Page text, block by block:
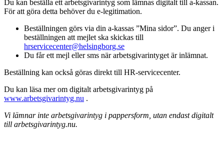
Du kan beställa ett arbetsgivarintyg som lämnas digitalt till a-kassan.
För att göra detta behöver du e-legitimation.
Beställningen görs via din a-kassas ”Mina sidor”. Du anger i
beställningen att mejlet ska skickas till
hrservicecenter@helsingborg.se
Du får ett mejl eller sms när arbetsgivarintyget är inlämnat.
Beställning kan också göras direkt till HR-servicecenter.
Du kan läsa mer om digitalt arbetsgivarintyg på
www.arbetsgivarintyg.nu .
Vi lämnar inte arbetsgivarintyg i pappersform, utan endast digitalt
till arbetsgivarintyg.nu.